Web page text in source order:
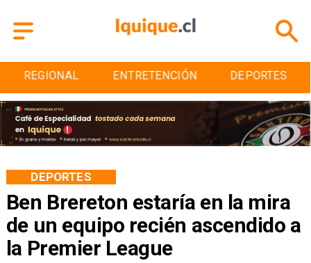
ENTRETENCIÓN DEPORTES CULTURA
Ben Brereton estaría en la mira
de un equipo recién ascendido a
la Premier League
DEPORTES